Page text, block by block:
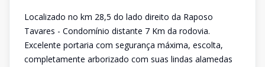
Localizado no km 28,5 do lado direito da Raposo
Tavares - Condomínio distante 7 Km da rodovia.
Excelente portaria com segurança máxima, escolta,
completamente arborizado com suas lindas alamedas